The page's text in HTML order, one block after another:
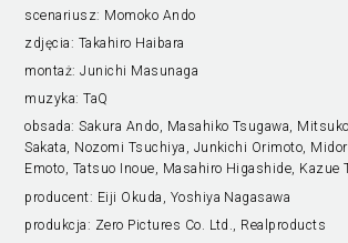
scenariusz: Momoko Ando
zdjęcia: Takahiro Haibara
montaż:Junichi Masunaga
muzyka:TaQ
obsada:Sakura Ando, Masahiko Tsugawa,
Sakata, Nozomi Tsuchiya, Junkichi Orimoto,
Emoto, Tatsuo Inoue, Masahiro Higashide, Kazue
producent: Eiji Okuda, Yoshiya Nagasawa
produkcja: Zero Pictures Co. Ltd., Realproducts